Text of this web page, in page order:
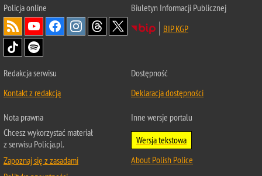
Policjaonline
Biuletyn Informacji Publicznej
BIP KGP
Redakcja serwisu
Kontakt z redakcją
Dostępność
Deklaracja dostępności
Nota prawna
Chcesz wykorzystać materiał
z serwisu Policja.pl.
Zapoznaj się z zasadami
Inne wersje portalu
Wersja tekstowa
About Polish Police